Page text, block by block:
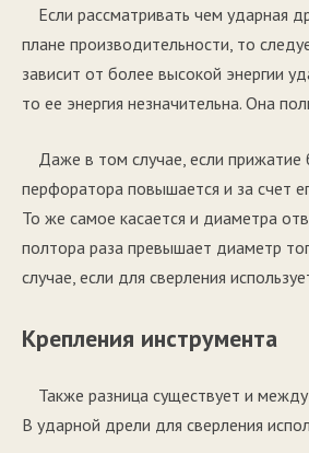
Если рассматривать чем ударная
плане производительности, то
зависит от более высокой энергии
то ее энергия незначительна. Она
Даже в том случае, если прижатие
перфоратора повышается и за счет
То же самое касается и диаметра
полтора раза превышает диаметр
случае, если для сверления
Крепления инструмента
Также разница существует и
В ударной дрели для сверления